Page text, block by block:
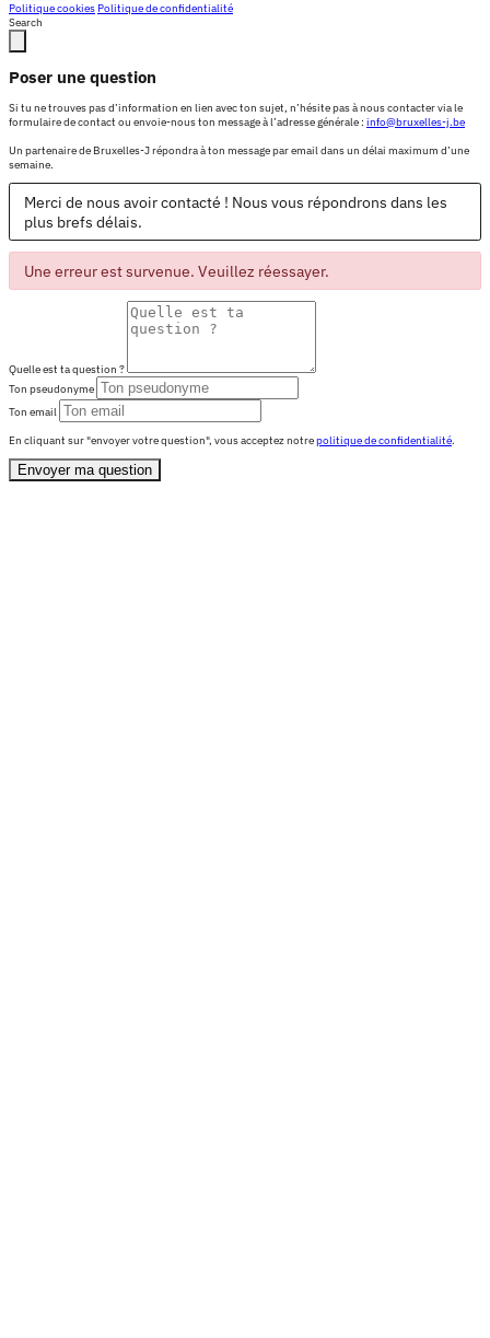
Politique cookies Politique de confidentialité
Search
Poser une question
Si tu ne trouves pas d’information en lien avec ton sujet, n’hésite pas à nous contacter via le
formulaire de contact ou envoie-nous ton message à l’adresse générale : info@bruxelles-j.be
Un partenaire de Bruxelles-J répondra à ton message par email dans un délai maximum d’une
semaine.
Merci de nous avoir contacté ! Nous vous répondrons dans les
plus brefs délais.
Une erreur est survenue. Veuillez réessayer.
Quelle est ta question ?
Ton pseudonyme
Ton email
En cliquant sur "envoyer votre question", vous acceptez notrepolitique de confidentialité.
Envoyer ma question